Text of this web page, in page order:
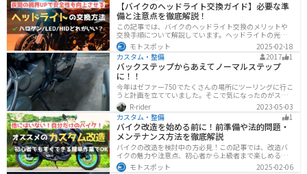
【バイクのヘッドライト交換ガイド】必要な準
備と注意点を徹底解説！
この記事では、バイクのヘッドライト交換のメリットや
交換手順について解説しています。ヘッドライトの光が
弱くなっていませんか？夜間の視界を改善するために
は、適切なヘッドライト交換が必要です。自分で交換す
る方法からショップに依頼する場合の費用までわかりや
すくお伝えします！
モトスポット
2025-02-18
カスタム・整備
2017 1
バックステップからあえてノーマルステップ
に！！
今年はゼファー750でたくさんの場所にツーリングに行こ
うと計画を立てていました。そこで気になったのがステ
ップです。私はゼファー750を所持してもう少しで8年に
なるのですが、買った当初セパハンネーキットスタイル
で乗っていました。なので初めてゼファー750を変えたパ
ーツがハンドルとステップでした。純正ステップからバ
ックステップに変更してセパハンにショート管という王
道スタイルで乗ってたのですが、ゼファー750の車体の小
ささと私の体が釣り合ってないと思いメーターを上げフ
ロントフォークを延長してアップハンドルという形に今
は落ち着いてます。アップハンドルでバックステップは
R-rider
2023-05-03
カスタム・整備
1
バイク改造を始める前に！前準備や法的問題・
メンテナンス方法を徹底解説
バイクの改造を検討中の方必見！この記事では、改造バ
イクの魅力や注意点、初心者から上級者まで楽しめる改
造方法を紹介しています。実は、改造で補償内容や保険
料が変わる場合があるため、保険会社への確認は必須で
モトスポット
2025-02-06